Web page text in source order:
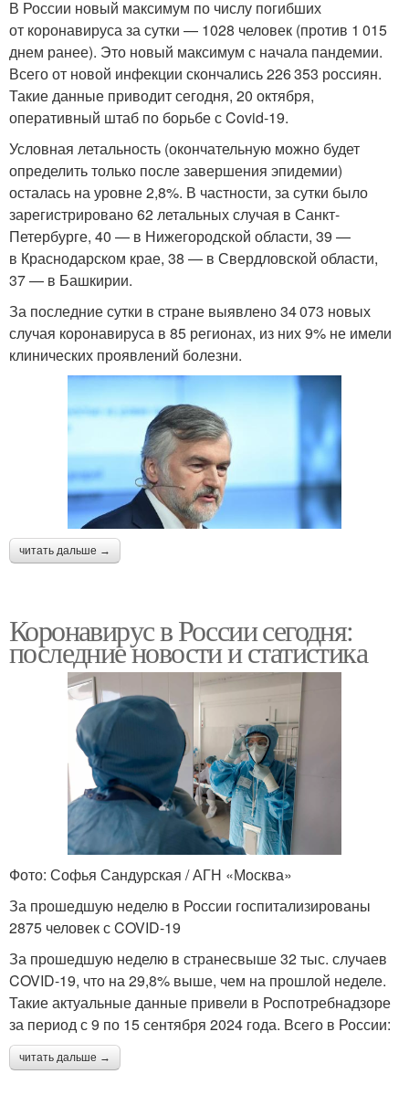
В России новый максимум по числу погибших
от коронавируса за сутки — 1028 человек (против 1 015
днем ранее). Это новый максимум с начала пандемии.
Всего от новой инфекции скончались 226 353 россиян.
Такие данные приводит сегодня, 20 октября,
оперативный штаб по борьбе с Covid-19.
Условная летальность (окончательную можно будет
определить только после завершения эпидемии)
осталась на уровне 2,8%. В частности, за сутки было
зарегистрировано 62 летальных случая в Санкт-
Петербурге, 40 — в Нижегородской области, 39 —
в Краснодарском крае, 38 — в Свердловской области,
37 — в Башкирии.
За последние сутки в стране выявлено 34 073 новых
случая коронавируса в 85 регионах, из них 9% не имели
клинических проявлений болезни.
читать дальше →
Коронавирус в России сегодня:
последние новости и статистика
Фото: Софья Сандурская / АГН «Москва»
За прошедшую неделю в России госпитализированы
2875 человек с COVID-19
За прошедшую неделю в странесвыше 32 тыс. случаев
COVID-19, что на 29,8% выше, чем на прошлой неделе.
Такие актуальные данные привели в Роспотребнадзоре
за период с 9 по 15 сентября 2024 года. Всего в России:
читать дальше →